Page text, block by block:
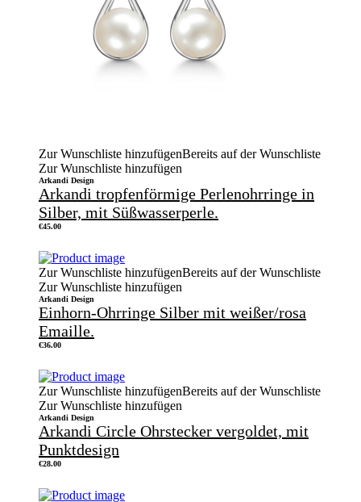
Zur Wunschliste hinzufügenBereits auf der Wunschliste
Zur Wunschliste hinzufügen
Arkandi Design
Arkandi tropfenförmige Perlenohrringe in
Silber, mit Süßwasserperle.
€45.00
Zur Wunschliste hinzufügenBereits auf der Wunschliste
Zur Wunschliste hinzufügen
Arkandi Design
Einhorn-Ohrringe Silber mit weißer/rosa
Emaille.
€36.00
Zur Wunschliste hinzufügenBereits auf der Wunschliste
Zur Wunschliste hinzufügen
Arkandi Design
Arkandi Circle Ohrstecker vergoldet, mit
Punktdesign
€28.00